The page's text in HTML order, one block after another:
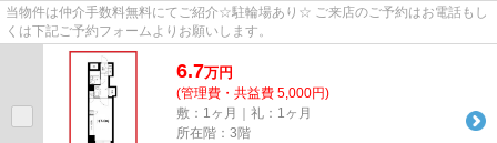
当物件は仲介手数料無料にてご紹介☆駐輪場あり☆ ご来店のご予約はお電話もし
くは下記ご予約フォームよりお願いします。
6.7万円
(管理費・共益費 5,000円)
敷：1ヶ月｜礼：1ヶ月
所在階：3階